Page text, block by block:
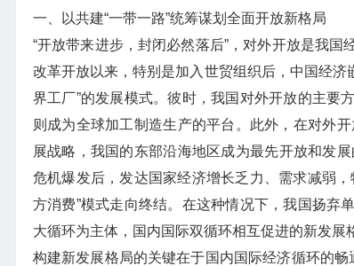
一、以共建“一带一路”统筹谋划全面开放新格局
“开放带来进步，封闭必然落后”，对外开放是我
改革开放以来，特别是加入世贸组织后，中国经济
界工厂”的发展模式。彼时，我国对外开放的主要
则成为全球加工制造生产的平台。此外，在对外
展战略，我国的东部沿海地区成为最先开放和发
危机爆发后，发达国家经济增长乏力、需求减弱
方消费”模式走向终结。在这种情况下，我国扬弃
大循环为主体，国内国际双循环相互促进的新发展
构建新发展格局的关键在于国内国际经济循环的